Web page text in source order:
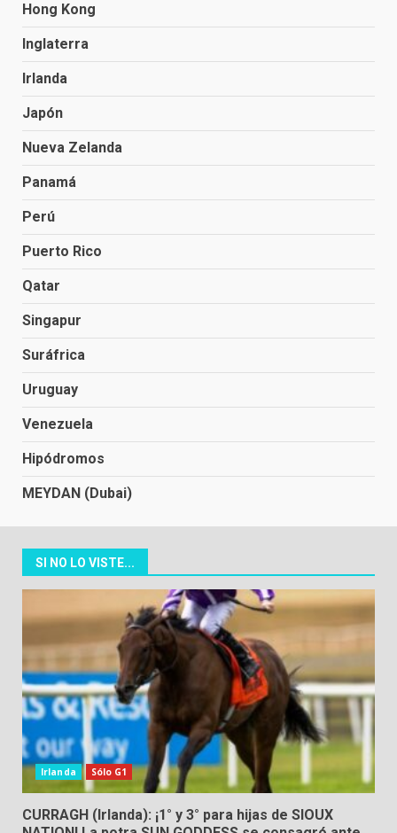
Hong Kong
Inglaterra
Irlanda
Japón
Nueva Zelanda
Panamá
Perú
Puerto Rico
Qatar
Singapur
Suráfrica
Uruguay
Venezuela
Hipódromos
MEYDAN (Dubai)
SI NO LO VISTE...
Irlanda Sólo G1
CURRAGH (Irlanda): ¡1° y 3° para hijas de SIOUX